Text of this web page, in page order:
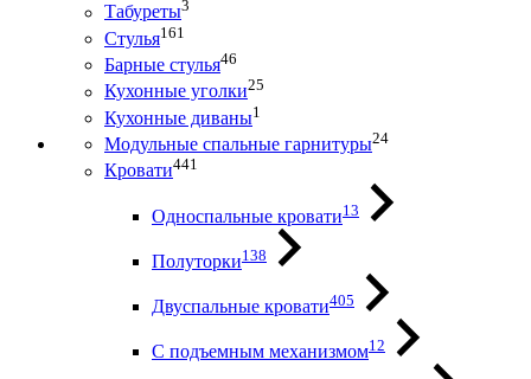
Табуреты3
Стулья161
Барные стулья46
Кухонные уголки25
Кухонные диваны1
Модульные спальные гарнитуры24
Кровати441
Односпальные кровати13
Полуторки138
Двуспальные кровати405
С подъемным механизмом12